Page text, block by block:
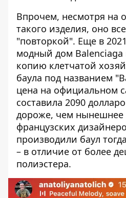
Впрочем, несмотря на
такого изделия, оно
"повторкой". Еще в
модный дом Balenciaga
копию клетчатой
баула под названием
цена на официальном
составила 2090
дороже, чем нынешнее
французских
производили баул
– в отличие от более
полиэстера.